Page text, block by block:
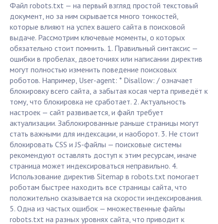
Файл robots.txt — на первый взгляд простой текстовый
документ, но за ним скрывается много тонкостей,
которые влияют на успех вашего сайта в поисковой
выдаче. Рассмотрим ключевые моменты, о которых
обязательно стоит помнить. 1. Правильный синтаксис —
ошибки в пробелах, двоеточиях или написании директив
могут полностью изменить поведение поисковых
роботов. Например, User-agent: * Disallow: / означает
блокировку всего сайта, а забытая косая черта приведёт к
тому, что блокировка не сработает. 2. Актуальность
настроек — сайт развивается, и файл требует
актуализации. Заблокированные раньше страницы могут
стать важными для индексации, и наоборот. 3. Не стоит
блокировать CSS и JS-файлы — поисковые системы
рекомендуют оставлять доступ к этим ресурсам, иначе
страница может индексироваться неправильно. 4.
Использование директив Sitemap в robots.txt помогает
роботам быстрее находить все страницы сайта, что
положительно сказывается на скорости индексирования.
5. Одна из частых ошибок — множественные файлы
robots.txt на разных уровнях сайта, что приводит к